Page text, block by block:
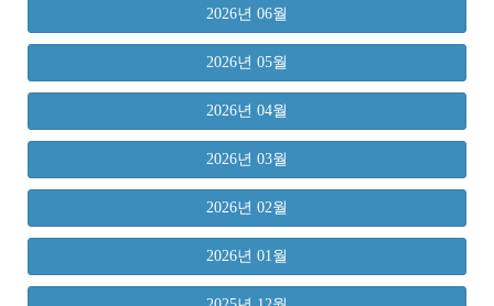
2026년 06월
2026년 05월
2026년 04월
2026년 03월
2026년 02월
2026년 01월